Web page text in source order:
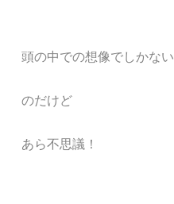
頭の中での想像でしかない
のだけど
あら不思議！